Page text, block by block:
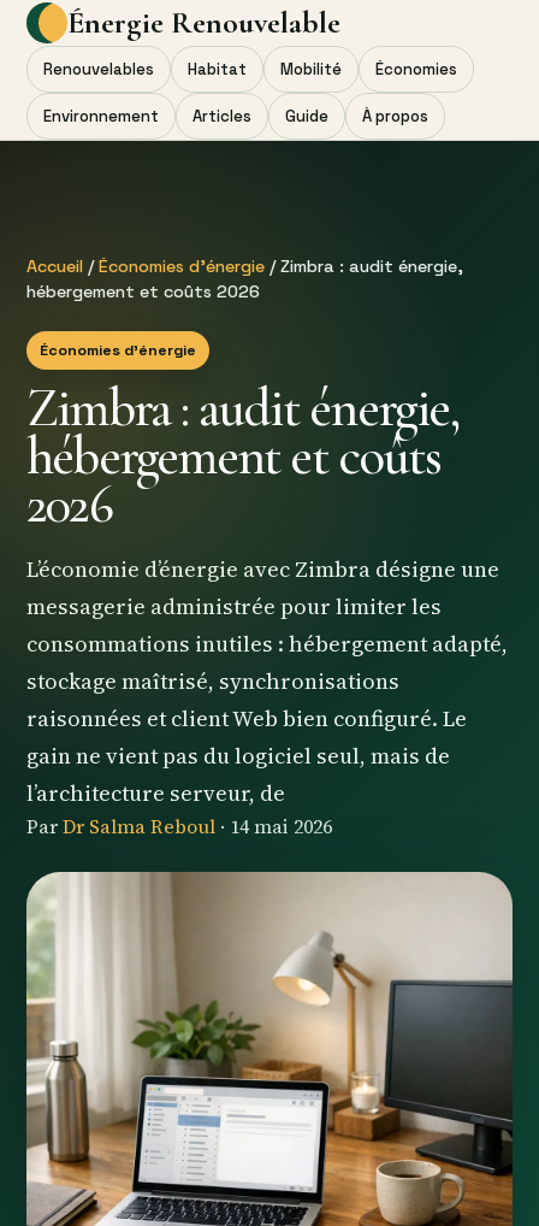
Énergie Renouvelable
Renouvelables Habitat Mobilité Économies
Environnement Articles Guide À propos
Accueil /Économies d’énergie / Zimbra : audit énergie,
hébergement et coûts 2026
Économies d’énergie
Zimbra : audit énergie,
hébergement et coûts
2026
L’économie d’énergie avec Zimbra désigne une
messagerie administrée pour limiter les
consommations inutiles : hébergement adapté,
stockage maîtrisé, synchronisations
raisonnées et client Web bien configuré. Le
gain ne vient pas du logiciel seul, mais de
l’architecture serveur, de
ParDr Salma Reboul · 14 mai 2026